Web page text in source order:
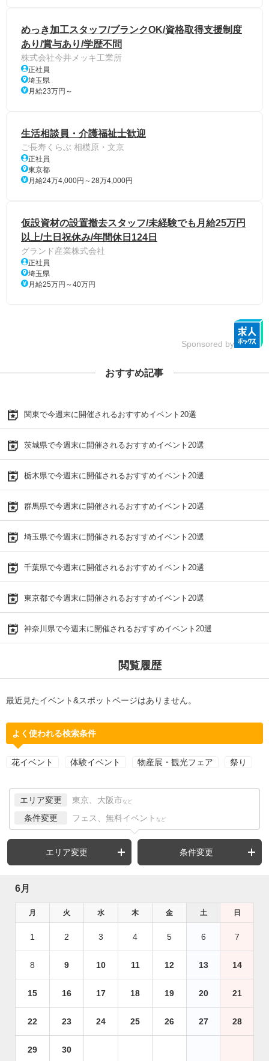
めっき加工スタッフ/ブランクOK/資格取得支援制度
あり/賞与あり/学歴不問
株式会社今井メッキ工業所
正社員
埼玉県
月給23万円～
生活相談員・介護福祉士歓迎
ご長寿くらぶ 相模原・文京
正社員
東京都
月給24万4,000円～28万4,000円
仮設資材の設置撤去スタッフ/未経験でも月給25万円
以上/土日祝休み/年間休日124日
グランド産業株式会社
正社員
埼玉県
月給25万円～40万円
Sponsored by
おすすめ記事
関東で今週末に開催されるおすすめイベント20選
茨城県で今週末に開催されるおすすめイベント20選
栃木県で今週末に開催されるおすすめイベント20選
群馬県で今週末に開催されるおすすめイベント20選
埼玉県で今週末に開催されるおすすめイベント20選
千葉県で今週末に開催されるおすすめイベント20選
東京都で今週末に開催されるおすすめイベント20選
神奈川県で今週末に開催されるおすすめイベント20選
閲覧履歴
最近見たイベント&スポットページはありません。
よく使われる検索条件
花イベント 体験イベント 物産展・観光フェア 祭り
エリア変更 東京、大阪市 など
条件変更 フェス、無料イベント など
エリア変更 条件変更
6月
月 火 水 木 金 土 日
1 2 3 4 5 6 7
8 9 10 11 12 13 14
15 16 17 18 19 20 21
22 23 24 25 26 27 28
29 30